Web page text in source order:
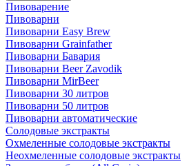
Пивоварение
Пивоварни
Пивоварни Easy Brew
Пивоварни Grainfather
Пивоварни Бавария
Пивоварни Beer Zavodik
Пивоварни MirBeer
Пивоварни 30 литров
Пивоварни 50 литров
Пивоварни автоматические
Солодовые экстракты
Охмеленные солодовые экстракты
Неохмеленные солодовые экстракты